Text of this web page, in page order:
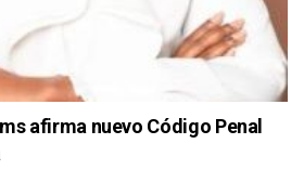
afirma nuevo Código Penal